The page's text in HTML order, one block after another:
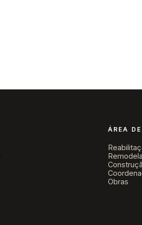
ÁREA
Obras